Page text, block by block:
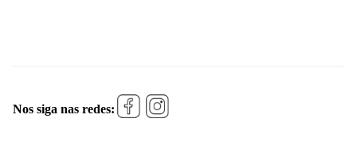
Nos siga nas redes: